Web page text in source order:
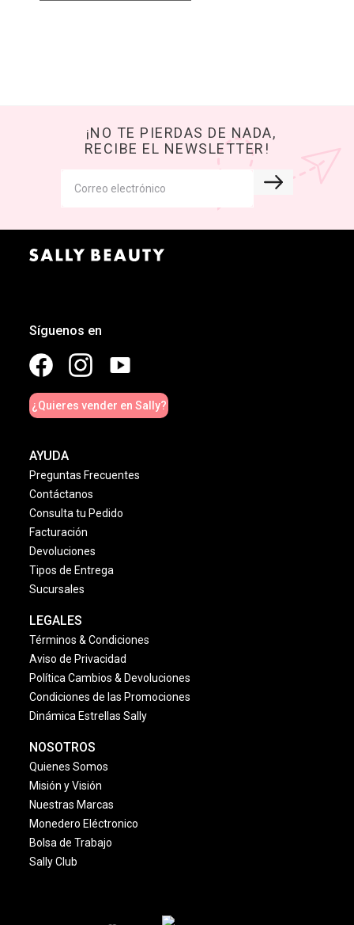
¡NO TE PIERDAS DE NADA,
RECIBE EL NEWSLETTER!
Síguenos en
¿Quieres vender en Sally?
AYUDA
Preguntas Frecuentes
Contáctanos
Consulta tu Pedido
Facturación
Devoluciones
Tipos de Entrega
Sucursales
LEGALES
Términos & Condiciones
Aviso de Privacidad
Política Cambios & Devoluciones
Condiciones de las Promociones
Dinámica Estrellas Sally
NOSOTROS
Quienes Somos
Misión y Visión
Nuestras Marcas
Monedero Eléctronico
Bolsa de Trabajo
Sally Club